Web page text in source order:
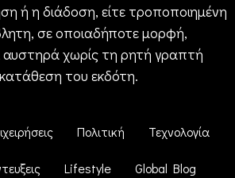
ή η διάδοση, είτε τροποποιημένη
σε οποιαδήποτε μορφή,
αυστηρά χωρίς τη ρητή γραπτή
του εκδότη.
Πολιτική Τεχνολογία
Lifestyle Global Blog